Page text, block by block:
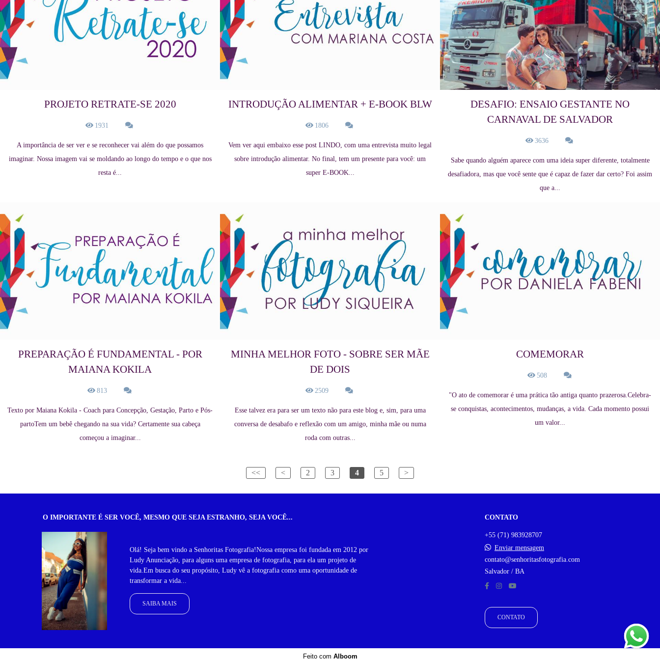
PROJETO RETRATE-SE 2020
1931
A importância de ser ver e se reconhecer vai além do que possamos
imaginar. Nossa imagem vai se moldando ao longo do tempo e o que nos
resta é...
INTRODUÇÃO ALIMENTAR + E-BOOK BLW
1806
Vem ver aqui embaixo esse post LINDO, com uma entrevista muito legal
sobre introdução alimentar. No final, tem um presente para você: um
super E-BOOK...
DESAFIO: ENSAIO GESTANTE NO
CARNAVAL DE SALVADOR
3636
Sabe quando alguém aparece com uma ideia super diferente, totalmente
desafiadora, mas que você sente que é capaz de fazer dar certo? Foi assim
que a...
PREPARAÇÃO É FUNDAMENTAL - POR
MAIANA KOKILA
813
Texto por Maiana Kokila - Coach para Concepção, Gestação, Parto e Pós-
partoTem um bebê chegando na sua vida? Certamente sua cabeça
começou a imaginar...
MINHA MELHOR FOTO - SOBRE SER MÃE
DE DOIS
2509
Esse talvez era para ser um texto não para este blog e, sim, para uma
conversa de desabafo e reflexão com um amigo, minha mãe ou numa
roda com outras...
COMEMORAR
508
"O ato de comemorar é uma prática tão antiga quanto prazerosa.Celebra-
se conquistas, acontecimentos, mudanças, a vida. Cada momento possui
um valor...
<< < 2 3 4 5 >
O IMPORTANTE É SER VOCÊ, MESMO QUE SEJA ESTRANHO, SEJA VOCÊ...
Olá! Seja bem vindo a Senhoritas Fotografia!Nossa empresa foi fundada em 2012 por
Ludy Anunciação, para alguns uma empresa de fotografia, para ela um projeto de
vida.Em busca do seu propósito, Ludy vê a fotografia como uma oportunidade de
transformar a vida...
SAIBA MAIS
CONTATO
+55 (71) 983928707
Enviar mensagem
contato@senhoritasfotografia.com
Salvador / BA
CONTATO
Feito com Alboom